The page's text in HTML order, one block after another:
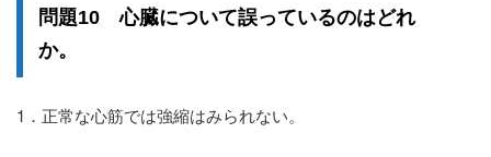
問題10 心臓について誤っているのはどれ
か。
1．正常な心筋では強縮はみられない。